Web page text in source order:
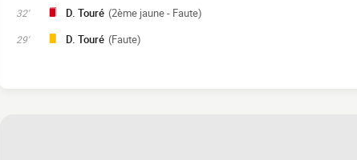
32' D. Touré (2ème jaune - Faute)
29' D. Touré (Faute)